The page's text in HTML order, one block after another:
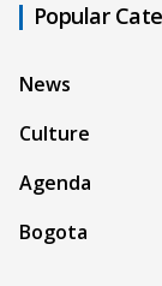
Popular
News
Culture
Agenda
Bogota